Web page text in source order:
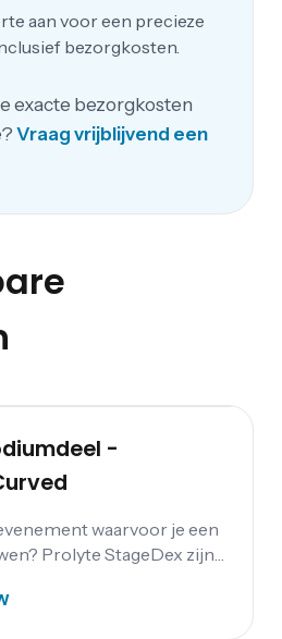
aan voor een precieze
bezorgkosten.
exacte bezorgkosten
Vraag vrijblijvend een
-
waarvoor je een
Prolyte StageDex zijn
Huur je podium bij